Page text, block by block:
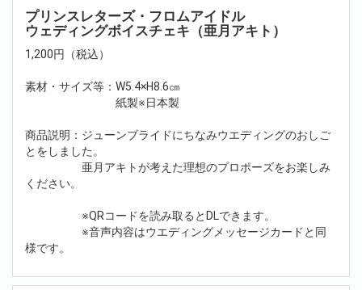
プリンスレターズ・フロムアイドル
ウェディングボイスチェキ（亜月アキト）
1,200円（税込）
素材・サイズ等：W5.4×H8.6㎝
紙製※日本製
商品説明：ジューンブライドにちなみウエディングのおしご
とをしました。
亜月アキトが考えた理想のプロポーズをお楽しみ
ください。
※QRコードを読み取るとDLできます。
※音声内容はウエディングメッセージカードと同
様です。